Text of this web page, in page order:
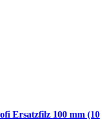
Ersatzfilz 100 mm (10